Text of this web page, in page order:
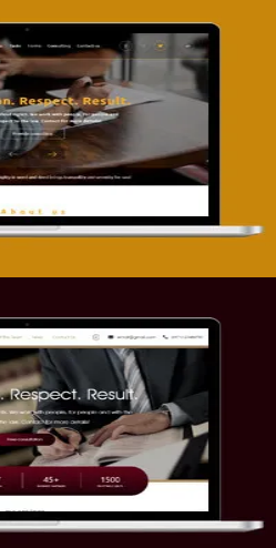
تصميم موقع آل جبار
موقع الصرامي